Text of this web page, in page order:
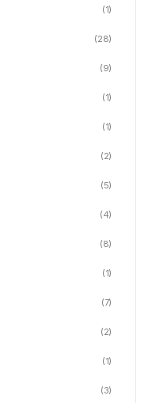
(1)
(28)
(9)
(1)
(1)
(2)
(5)
(4)
(8)
(1)
(7)
(2)
(1)
(3)